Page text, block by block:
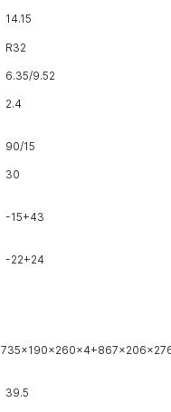
14.15
R32
6.35/9.52
2.4
90/15
30
-15+43
-22+24
39.5